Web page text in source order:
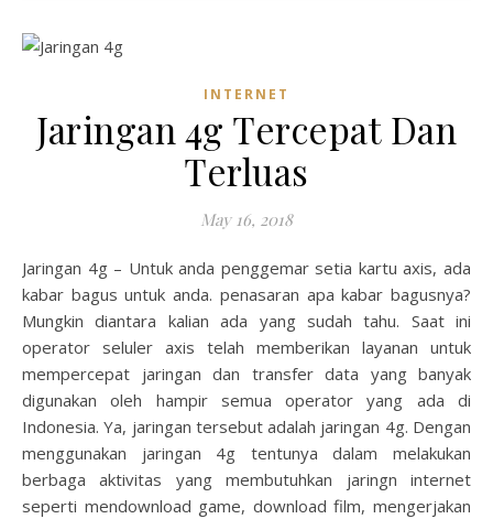
INTERNET
Jaringan 4g Tercepat Dan
Terluas
May 16, 2018
Jaringan 4g – Untuk anda penggemar setia kartu axis, ada
kabar bagus untuk anda. penasaran apa kabar bagusnya?
Mungkin diantara kalian ada yang sudah tahu. Saat ini
operator seluler axis telah memberikan layanan untuk
mempercepat jaringan dan transfer data yang banyak
digunakan oleh hampir semua operator yang ada di
Indonesia. Ya, jaringan tersebut adalah jaringan 4g. Dengan
menggunakan jaringan 4g tentunya dalam melakukan
berbaga aktivitas yang membutuhkan jaringn internet
seperti mendownload game, download film, mengerjakan